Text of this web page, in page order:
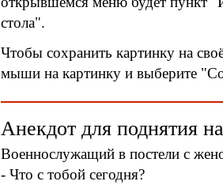
стола".
Чтобы сохранить картинку на
мыши на картинку и выберите
Анекдот для поднятия
Военнослужащий в постели с
- Что с тобой сегодня?